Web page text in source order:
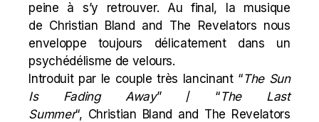
peine à s’y retrouver. Au final, la musique
de Christian Bland and The Revelators nous
enveloppe toujours délicatement dans un
psychédélisme de velours.
Introduit par le couple très lancinant “The Sun
Is Fading Away” / “The Last
Summer“, Christian Bland and The Revelators